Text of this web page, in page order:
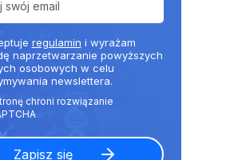
regulamin i wyrażam
naprzetwarzanie powyższych
osobowych w celu
newslettera.